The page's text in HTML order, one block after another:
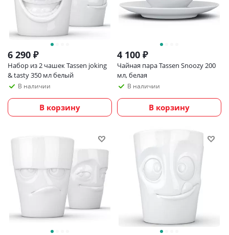
6 290 ₽
Набор из 2 чашек Tassen joking
& tasty 350 мл белый
В наличии
В корзину
4 100 ₽
Чайная пара Tassen Snoozy 200
мл, белая
В наличии
В корзину